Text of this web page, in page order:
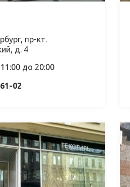
пр-кт.
д. 4
до 20:00
02